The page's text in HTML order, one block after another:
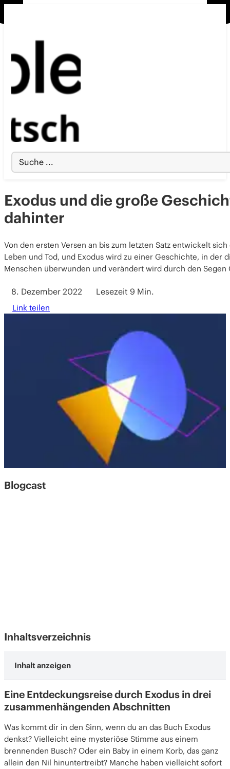
Search
...
Exodus und die große
dahinter
Von den ersten Versen an bis zum letzten Satz entwickelt
Leben und Tod, und Exodus wird zu einer Geschichte, in der
Menschen überwunden und verändert wird durch den Segen
8. Dezember 2022 Lesezeit 9 Min.
Link teilen
Blogcast
Inhaltsverzeichnis
zusammenhängenden Abschnitten
Das Buch Exodus in drei großen Abschnitten
Die Geschichte geht weiter
Raus aus der Sklaverei
Auf dem Weg zum Versprechen
Eine Entdeckungsreise durch Exodus in drei
zusammenhängenden Abschnitten
Was kommt dir in den Sinn, wenn du an das Buch Exodus
denkst? Vielleicht eine mysteriöse Stimme aus einem
brennenden Busch? Oder ein Baby in einem Korb, das ganz
allein den Nil hinuntertreibt? Manche haben vielleicht sofort